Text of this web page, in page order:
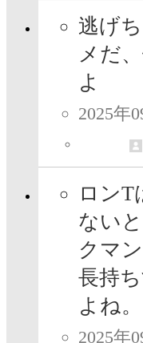
逃げ
メだ
よ
2025年
ロンT
ない
クマ
長持
よね。
2025年